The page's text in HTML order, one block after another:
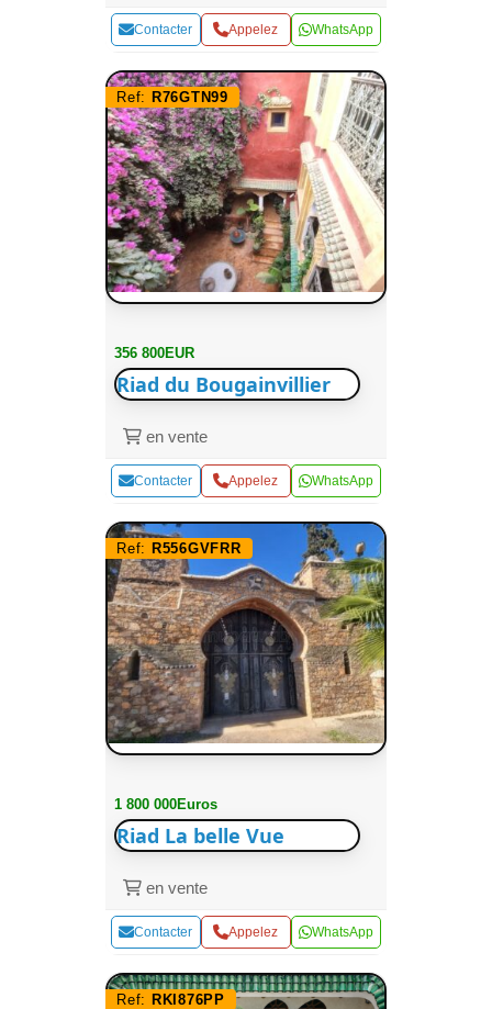
Contacter Appelez WhatsApp
Ref: R76GTN99
356 800EUR
Riad du Bougainvillier
en vente
Contacter Appelez WhatsApp
Ref: R556GVFRR
1 800 000Euros
Riad La belle Vue
en vente
Contacter Appelez WhatsApp
Ref: RKI876PP